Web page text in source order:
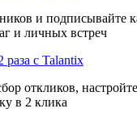
и подписывайте
и личных встреч
раза с Talantix
откликов,
в 2 клика